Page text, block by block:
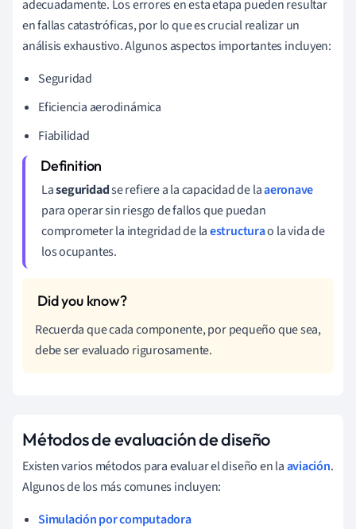
adecuadamente. Los errores en esta etapa pueden resultar
en fallas catastróficas, por lo que es crucial realizar un
análisis exhaustivo. Algunos aspectos importantes incluyen:
Seguridad
Eficiencia aerodinámica
Fiabilidad
Laseguridadse refiere a la capacidad de laaeronave
para operar sin riesgo de fallos que puedan
comprometer la integridad de laestructurao la vida de
los ocupantes.
Recuerda que cada componente, por pequeño que sea,
debe ser evaluado rigurosamente.
Métodos de evaluación de diseño
Existen varios métodos para evaluar el diseño en laaviación.
Algunos de los más comunes incluyen:
Simulación por computadora